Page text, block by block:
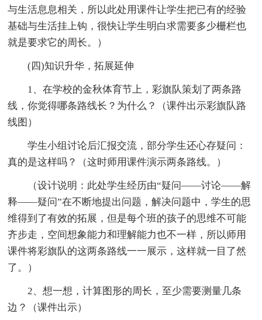
与生活息息相关，所以此处用课件让学生把已有的经验
基础与生活挂上钩，很快让学生明白求需要多少栅栏也
就是要求它的周长。）
(四)知识升华，拓展延伸
1、在学校的金秋体育节上，彩旗队策划了两条路
线，你觉得哪条路线长？为什么？（课件出示彩旗队路
线图）
学生小组讨论后汇报交流，部分学生还心存疑问：
真的是这样吗？（这时师用课件演示两条路线。）
（设计说明：此处学生经历由“疑问——讨论——解
释——疑问”在不断地提出问题，解决问题中，学生的思
维得到了有效的拓展，但是每个班的孩子的思维不可能
齐步走，空间想象能力和理解能力也不一样，所以师用
课件将彩旗队的这两条路线一一展示，这样就一目了然
了。）
2、想一想，计算图形的周长，至少需要测量几条
边？（课件出示）